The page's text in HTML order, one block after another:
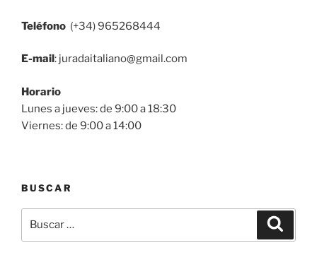
Teléfono (+34) 965268444
E-mail : juradaitaliano@gmail.com
Horario
Lunes a jueves: de 9:00 a 18:30
Viernes: de 9:00 a 14:00
BUSCAR
por: